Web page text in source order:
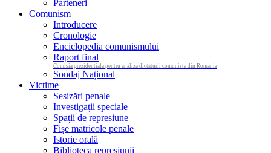
Parteneri
Comunism
Introducere
Cronologie
Enciclopedia comunismului
Raport final
Comisia prezidentiala pentru analiza dictaturii comuniste din Romania
Sondaj Național
Victime
Sesizări penale
Investigații speciale
Spații de represiune
Fișe matricole penale
Istorie orală
Biblioteca represiunii